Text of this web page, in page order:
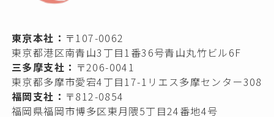
東京本社： 〒107-0062
東京都港区南青山3丁目1番36号青山丸竹ビル6F
三多摩支社： 〒206-0041
東京都多摩市愛宕4丁目17-1リエス多摩センター308
福岡支社： 〒812-0854
福岡県福岡市博多区東月隈5丁目24番地4号